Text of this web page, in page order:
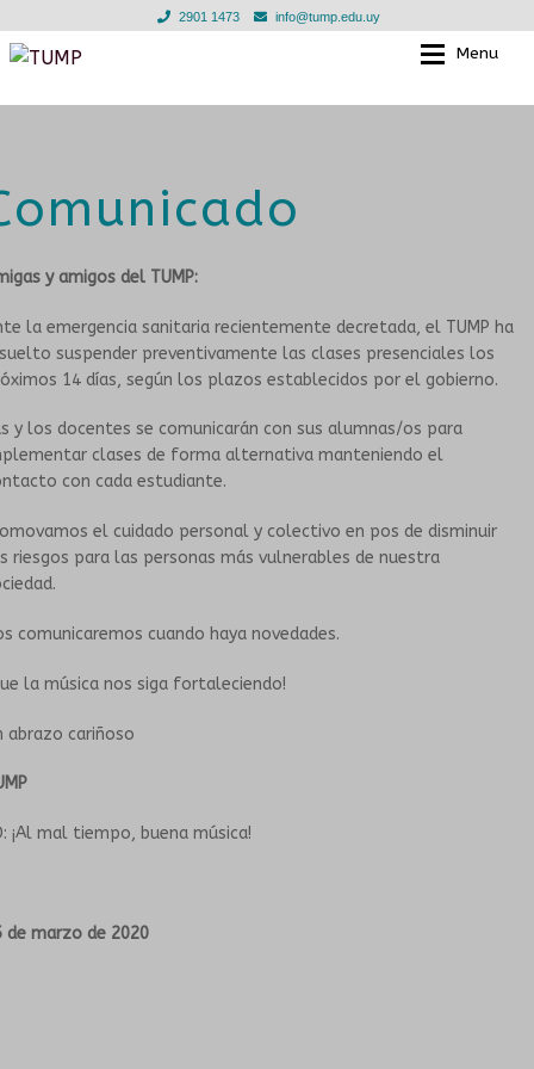
2901 1473 info@tump.edu.uy
Ir
Ir
Menu
CLASES INDIVIDUALES
TALLERES GRUPALES
ESCUELA PARA LAS INFANCIAS
DOCENTES
EN LOS BARRIOS
MURGA JOVEN
TALLERES PARA PERSONAS MAYORES
HISTORIA
PROPUESTAS ARTÍSTICAS
EN LOS BARRIOS
EN INSTITUCIONES EDUCATIVAS
TIENDA
GALERIA
CONVENIOS
HISTORIA
y amigos del TUMP:
la emergencia sanitaria recientemente decretada, el TUMP ha
suspender preventivamente las clases presenciales los
14 días, según los plazos establecidos por el gobierno.
y los docentes se comunicarán con sus alumnas/os para
clases de forma alternativa manteniendo el
con cada estudiante.
el cuidado personal y colectivo en pos de disminuir
riesgos para las personas más vulnerables de nuestra
comunicaremos cuando haya novedades.
la música nos siga fortaleciendo!
abrazo cariñoso
¡Al mal tiempo, buena música!
de marzo de 2020